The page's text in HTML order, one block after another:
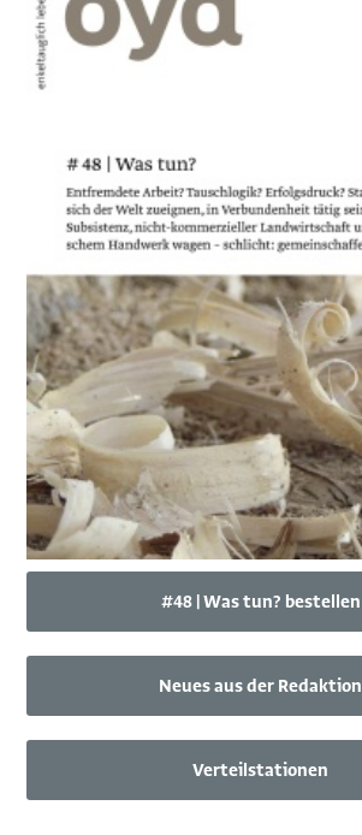
#48 | Was tun? bestellen
Neues aus der Redaktion
Verteilstationen